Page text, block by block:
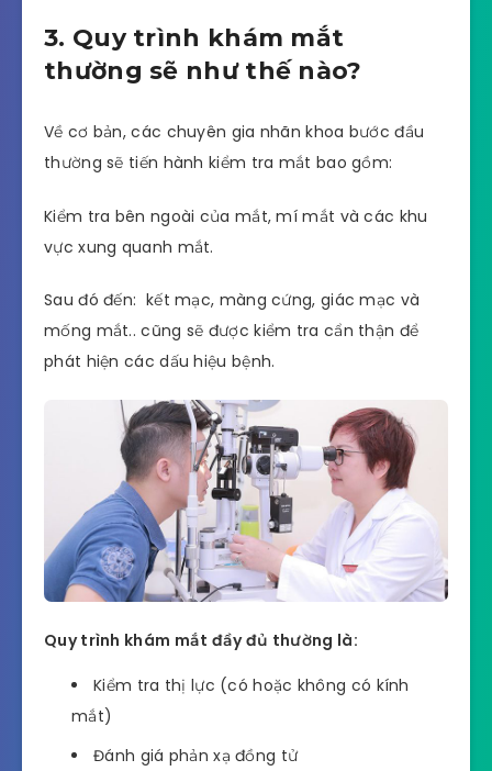
3. Quy trình khám mắt
thường sẽ như thế nào?
Về cơ bản, các chuyên gia nhãn khoa bước đầu
thường sẽ tiến hành kiểm tra mắt bao gồm:
Kiểm tra bên ngoài của mắt, mí mắt và các khu
vực xung quanh mắt.
Sau đó đến: kết mạc, màng cứng, giác mạc và
mống mắt.. cũng sẽ được kiểm tra cẩn thận để
phát hiện các dấu hiệu bệnh.
Quy trình khám mắt đầy đủ thường là:
Kiểm tra thị lực (có hoặc không có kính
mắt)
Đánh giá phản xạ đồng tử